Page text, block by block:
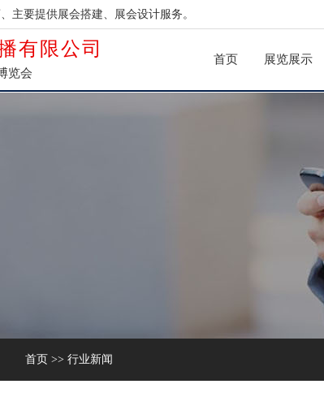
主要提供展会搭建、展会设计服务。
有限公司
览会
首页 展览展示
首页 >> 行业新闻